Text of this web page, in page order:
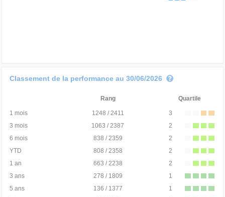
Classement de la performance au 30/06/2026
Rang Quartile
1 mois 1248 / 2411
3
3 mois
1063 / 2387
2
6 mois
838 / 2359
2
YTD
808 / 2358
2
1 an
663 / 2238
2
3 ans
278 / 1809
1
5 ans
136 / 1377
1